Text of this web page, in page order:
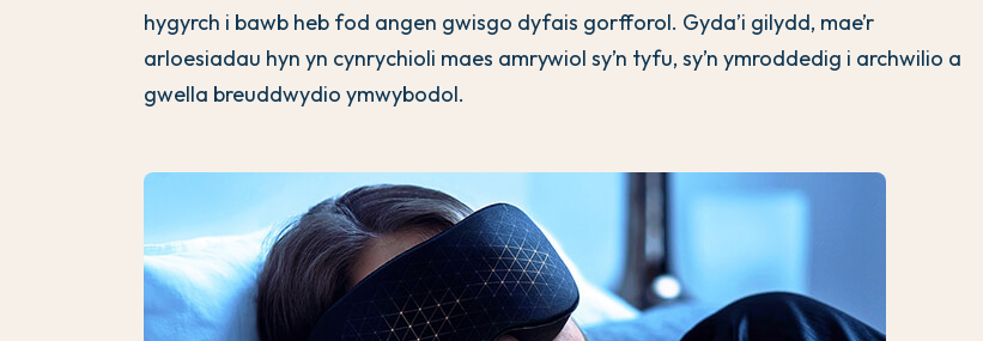
hygyrch i bawb heb fod angen gwisgo dyfais gorfforol. Gyda’i gilydd, mae’r
arloesiadau hyn yn cynrychioli maes amrywiol sy’n tyfu, sy’n ymroddedig i archwilio a
gwella breuddwydio ymwybodol.